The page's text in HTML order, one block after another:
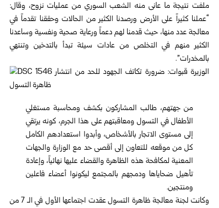
ملفت نتيجة ما عانى منه الشعب السوري من عمليات نزوح، وقال:
“عملنا كثيراً على الأرض ورصدنا الكثير من الحالات وحققنا تقدماً في
معالجة عدد منها، حيث قدمنا لهم دعماً ورعاية صحية ونفسية وساعدنا
الكثير منهم في التخلص من عادات سيئة تبدأ بالتدخين وتنتهي
بالمخدرات”.
من جهتهم، طالب المشاركون بكشف ومحاسبة مستغلي
الأطفال في التسول ومعاقبتهم على هذا الجرم، كونه يرتقي
إلى مستوى الاتجار بالأشخاص، وأبدوا استعدادهم الكامل
كل من موقعه للتعاون إلى أقصى حد مع الوزارة والجهات
المعنية لمكافحة هذه الظاهرة والقضاء عليها نهائياً، وإعادة
تأهيل ضحاياها ودمجهم بالمجتمع ليكونوا أعضاء فاعلين
ومنتجين.
وكانت لجنة معالجة ظاهرة التسول عقدت اجتماعها الأول في الـ 7 من